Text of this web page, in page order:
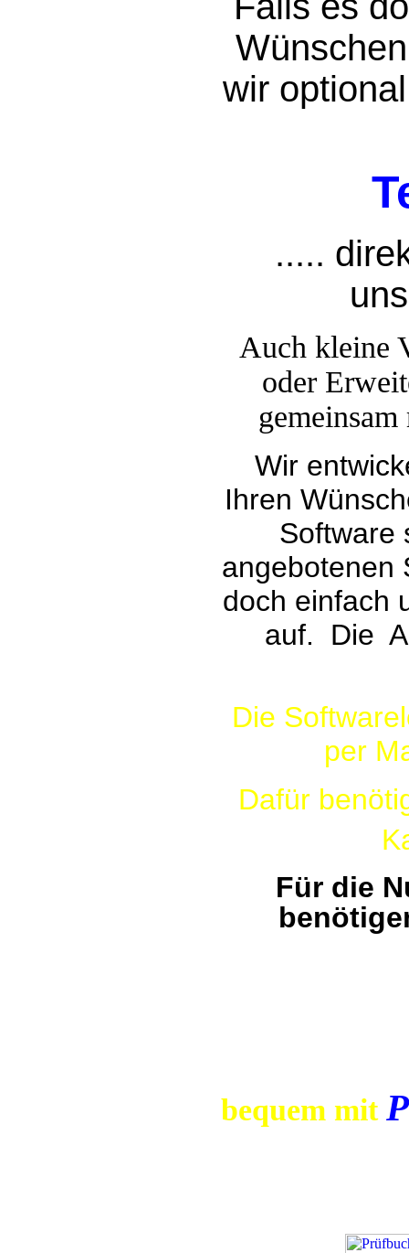
wir
.....
Auch kleine
oder
Wir
Ihren
Software
angebotenen
doch einfach
auf. Die
Die
per
Dafür
Für die
bequem mit